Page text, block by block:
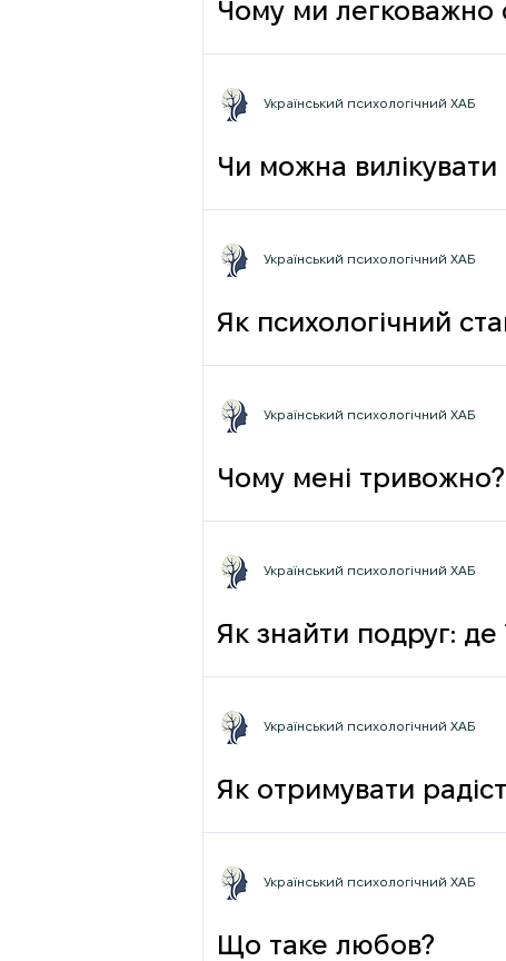
Чому ми легковажно
грамотності до
Чи можна
Український психологічний ХАБ
Як психологічний
Український психологічний ХАБ
Чому мені тривожно?
Український психологічний ХАБ
Як знайти подруг: де
Український психологічний ХАБ
Як отримувати
Український психологічний ХАБ
Що таке любов?
Український психологічний ХАБ